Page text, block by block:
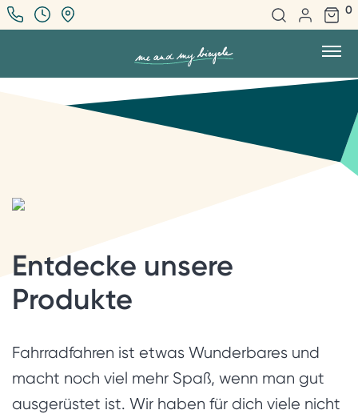
0
Entdecke unsere
Produkte
Fahrradfahren ist etwas Wunderbares und
macht noch viel mehr Spaß, wenn man gut
ausgerüstet ist. Wir haben für dich viele nicht